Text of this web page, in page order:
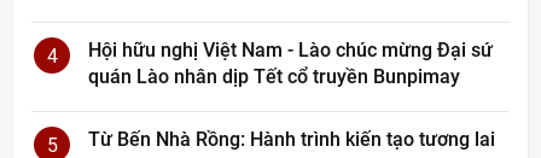
4
Hội hữu nghị Việt Nam - Lào chúc mừng Đại sứ
quán Lào nhân dịp Tết cổ truyền Bunpimay
5 Từ Bến Nhà Rồng: Hành trình kiến tạo tương lai